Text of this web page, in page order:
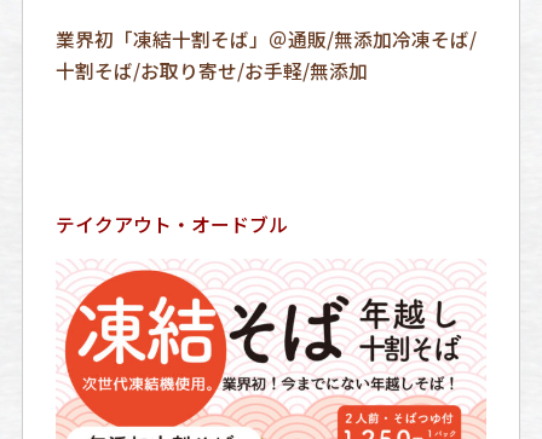
業界初「凍結十割そば」＠通販/無添加冷凍そば/
十割そば/お取り寄せ/お手軽/無添加
テイクアウト・オードブル